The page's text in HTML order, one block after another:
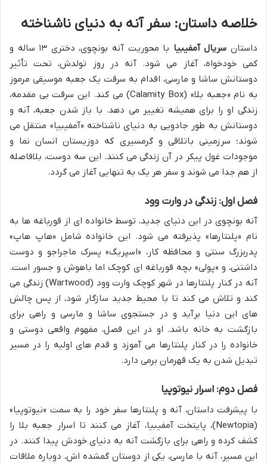
خلاصه داستان: سفر آنه به دنیای ناشناخته
داستان سریال آمفیبیا
با محوریت آنه بونچوی، دختری ۱۳ ساله و
کمی خودخواه، آغاز می شود. آنه در روز تولدش، تحت تأثیر
دوستانش ساشا و مارسی، اقدام به سرقت یک جعبه موسیقی مرموز
به نام «جعبه بلا» (Calamity Box) می کند. این سرقت بی مقدمه،
زندگی او را برای همیشه تغییر می دهد. با باز شدن جعبه، آنه و
دوستانش به طور جادویی به دنیای ناشناخته «آمفیبیا» منتقل می
شوند؛ سرزمینی باتلاقی و گرمسیری که دوزیستان انسان نما و
موجودات غول پیکر در آن زندگی می کنند. این سه دوست، بلافاصله
از هم جدا می شوند و سفر هر یک به تنهایی آغاز می گردد.
فصل اول: زندگی در وارت وود
آنه بونچوی در این دنیای جدید، توسط خانواده ای از قورباغه ها به
نام «پلنتارها» پذیرفته می شود. این خانواده شامل «هاپ هاپ»
پدربزرگ سنتی و محافظه کار، «اسپریگ» پسرک ماجراجو و دوست
داشتنی، و «پولی» بچه قورباغه ای کوچک اما باهوش و جسور است.
آنه در کنار پلنتارها در شهر کوچک وارت وود (Wartwood) زندگی می
کند و تلاش می کند تا با محیط جدید سازگار شود، از پس چالش
های این دنیا برآید و در جستجوی ساشا و مارسی و راهی برای
بازگشت به خانه باشد. او در این فصل، مفهوم واقعی دوستی و
خانواده را در کنار پلنتارها می آموزد و قدم های اولیه را در مسیر
تبدیل شدن به یک قهرمان برمی دارد.
فصل دوم: اسرار نیوتوپیا
با پیشرفت داستان، آنه و پلنتارها سفر خود را به سمت «نیوتوپیا»
(Newtopia)، پایتخت آمفیبیا، آغاز می کنند تا اسرار جعبه بلا را
کشف کرده و راهی برای بازگشت آنه به دنیای خودش پیدا کنند. در
این مسیر، آنه با مارسی، یکی از دوستان گمشده اش، دوباره ملاقات